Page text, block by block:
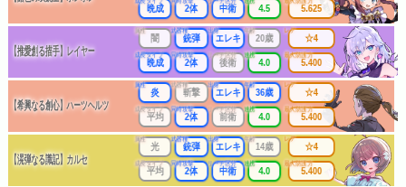
晩成 2体 中衛 4.5 5.625
【推愛創る描手】レイヤー
属性
闇
武器種
銃弾
出身
エレキ
年齢
20歳
成長タイプ
晩成
同時攻撃
2体
リーチ区分
後衛
連携
4.0
レア
☆4
最大防護力
5.400
【希興なる創心】ハーツヘルツ
属性
炎
武器種
斬撃
出身
エレキ
年齢
36歳
成長タイプ
平均
同時攻撃
2体
リーチ区分
前衛
連携
4.0
レア
☆4
最大防護力
5.400
【滉弾なる識記】カルセ
属性
光
武器種
銃弾
出身
エレキ
年齢
14歳
成長タイプ
平均
同時攻撃
2体
リーチ区分
中衛
連携
4.0
レア
☆4
最大防護力
5.400